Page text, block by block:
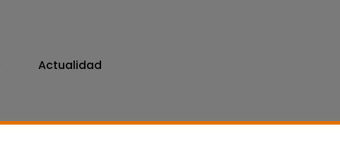
Actualidad